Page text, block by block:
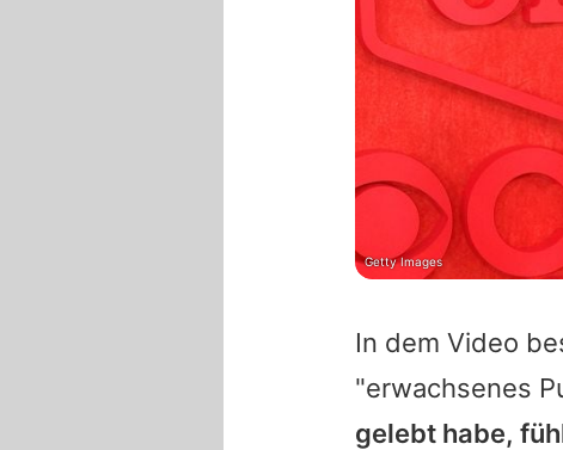
In dem Video
"erwachsenes
gelebt habe,
Getty Images